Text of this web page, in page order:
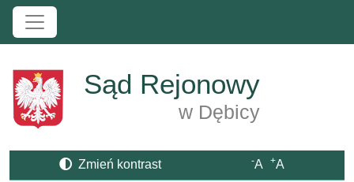
Przejdź do treści
Sąd Rejonowy
w Dębicy
Zmień kontrast -A +A